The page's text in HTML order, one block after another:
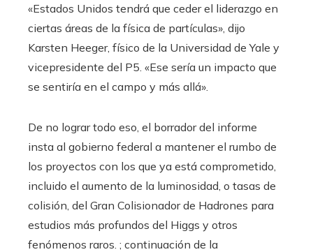
«Estados Unidos tendrá que ceder el liderazgo en
ciertas áreas de la física de partículas», dijo
Karsten Heeger, físico de la Universidad de Yale y
vicepresidente del P5. «Ese sería un impacto que
se sentiría en el campo y más allá».
De no lograr todo eso, el borrador del informe
insta al gobierno federal a mantener el rumbo de
los proyectos con los que ya está comprometido,
incluido el aumento de la luminosidad, o tasas de
colisión, del Gran Colisionador de Hadrones para
estudios más profundos del Higgs y otros
fenómenos raros. ; continuación de la